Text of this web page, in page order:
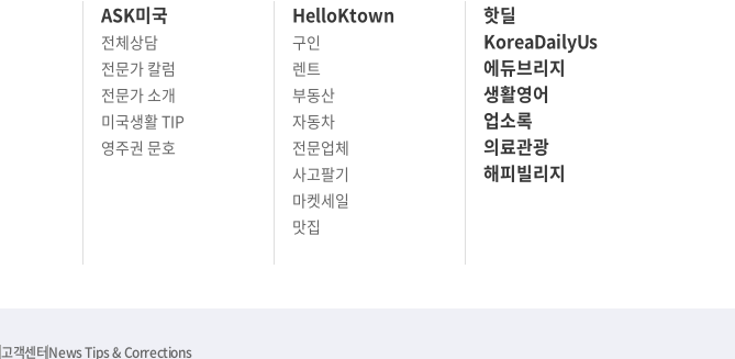
ASK미국
전체상담
전문가 칼럼
전문가 소개
미국생활 TIP
영주권 문호
HelloKtown
구인
렌트
부동산
자동차
전문업체
사고팔기
마켓세일
맛집
핫딜
KoreaDailyUs
에듀브리지
생활영어
업소록
의료관광
해피빌리지
고객센터News Tips & Corrections